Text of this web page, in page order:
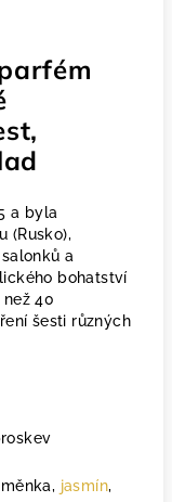
a byla
(Rusko),
a
bohatství
40
šesti různých
jasmín,